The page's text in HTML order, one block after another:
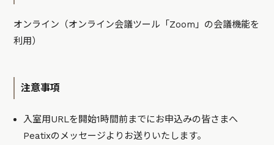
オンライン（オンライン会議ツール「Zoom」の会議機能を
利用）
注意事項
入室用URLを開始1時間前までにお申込みの皆さまへ
Peatixのメッセージよりお送りいたします。